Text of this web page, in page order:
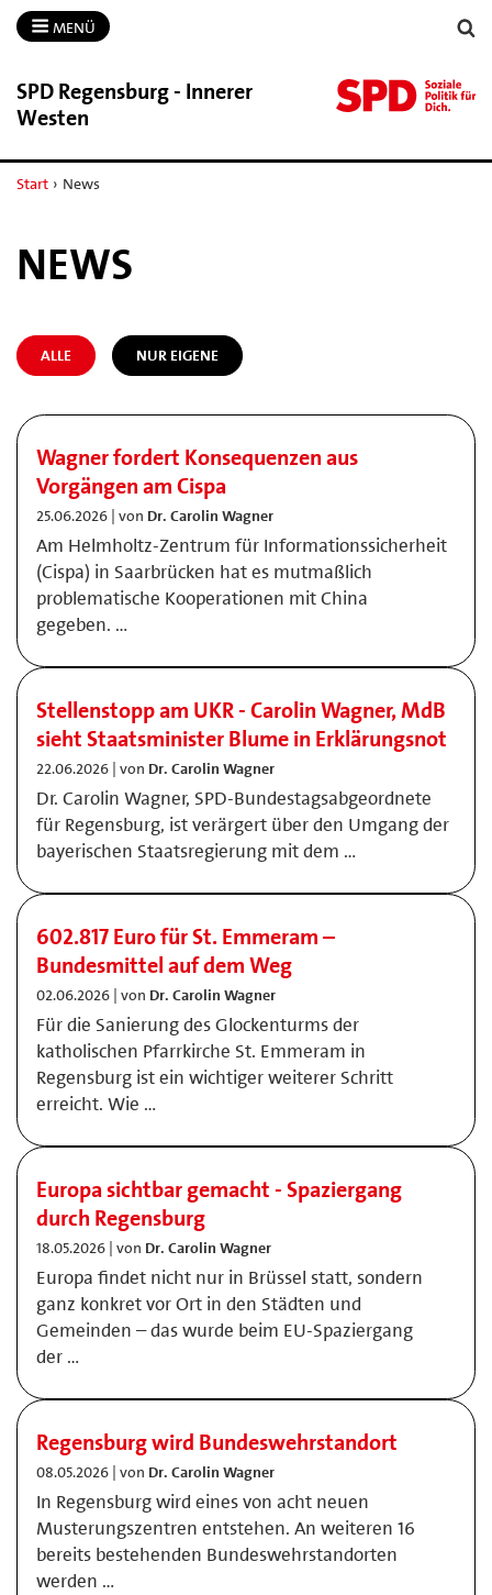
MENÜ
SPD Regensburg -​ Innerer
Westen
Start › News
NEWS
ALLE NUR EIGENE
Wagner fordert Konsequenzen aus
Vorgängen am Cispa
25.06.2026 | von Dr. Carolin Wagner
Am Helmholtz-Zentrum für Informationssicherheit
(Cispa) in Saarbrücken hat es mutmaßlich
problematische Kooperationen mit China
gegeben. …
Stellenstopp am UKR - Carolin Wagner, MdB
sieht Staatsminister Blume in Erklärungsnot
22.06.2026 | von Dr. Carolin Wagner
Dr. Carolin Wagner, SPD-Bundestagsabgeordnete
für Regensburg, ist verärgert über den Umgang der
bayerischen Staatsregierung mit dem …
602.817 Euro für St. Emmeram –
Bundesmittel auf dem Weg
02.06.2026 | von Dr. Carolin Wagner
Für die Sanierung des Glockenturms der
katholischen Pfarrkirche St. Emmeram in
Regensburg ist ein wichtiger weiterer Schritt
erreicht. Wie …
Europa sichtbar gemacht - Spaziergang
durch Regensburg
18.05.2026 | von Dr. Carolin Wagner
Europa findet nicht nur in Brüssel statt, sondern
ganz konkret vor Ort in den Städten und
Gemeinden – das wurde beim EU-Spaziergang
der …
Regensburg wird Bundeswehrstandort
08.05.2026 | von Dr. Carolin Wagner
In Regensburg wird eines von acht neuen
Musterungszentren entstehen. An weiteren 16
bereits bestehenden Bundeswehrstandorten
werden …